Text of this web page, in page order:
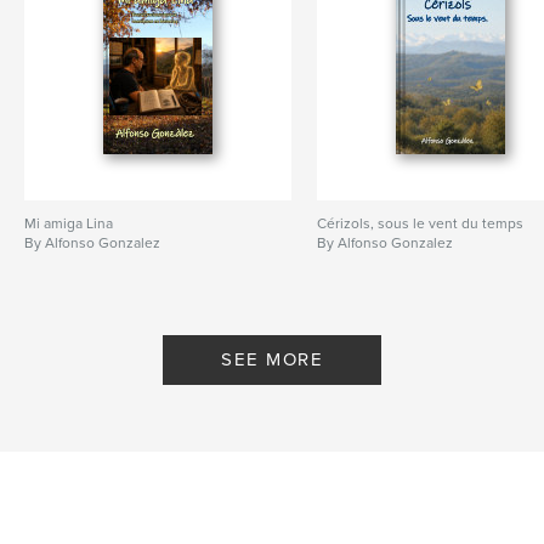
Softcover: 9798260920657
Publish Date:Dec 12, 2025
LanguageFrench
Keywords
cérizols
Mi amiga Lina
By Alfonso Gonzalez
Cérizols, sous le vent du temps
By Alfonso Gonzalez
SEE MORE